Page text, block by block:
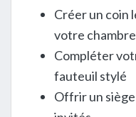
Créer un coin
votre chambre
Compléter
fauteuil stylé
Offrir un